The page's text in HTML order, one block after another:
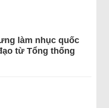
làm nhục quốc
từ Tổng thống